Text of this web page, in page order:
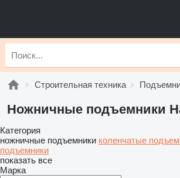
Строительная техника
Ножничные подъемники
Категория
ножничные подъемники коленчатые
подъемники
показать все
Марка